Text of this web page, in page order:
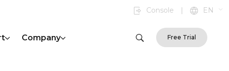
Console | EN
Company Free Trial